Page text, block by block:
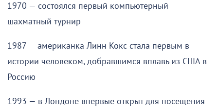
1970 — состоялся первый компьютерный
шахматный турнир
1987 — американка Линн Кокс стала первым в
истории человеком, добравшимся вплавь из США в
Россию
1993 — в Лондоне впервые открыт для посещения